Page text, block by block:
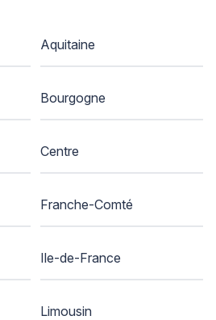
Aquitaine
Bourgogne
Centre
Franche-Comté
Ile-de-France
Limousin